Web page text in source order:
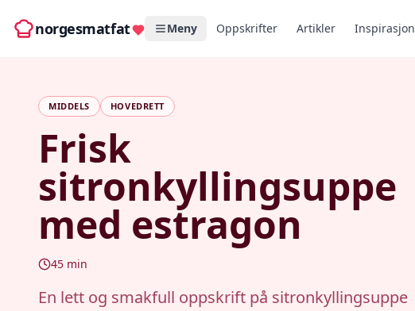
norgesmatfat Meny Oppskrifter Artikler Inspirasjon
MIDDELS HOVEDRETT
Frisk
sitronkyllingsuppe
med estragon
45 min
En lett og smakfull oppskrift på sitronkyllingsuppe